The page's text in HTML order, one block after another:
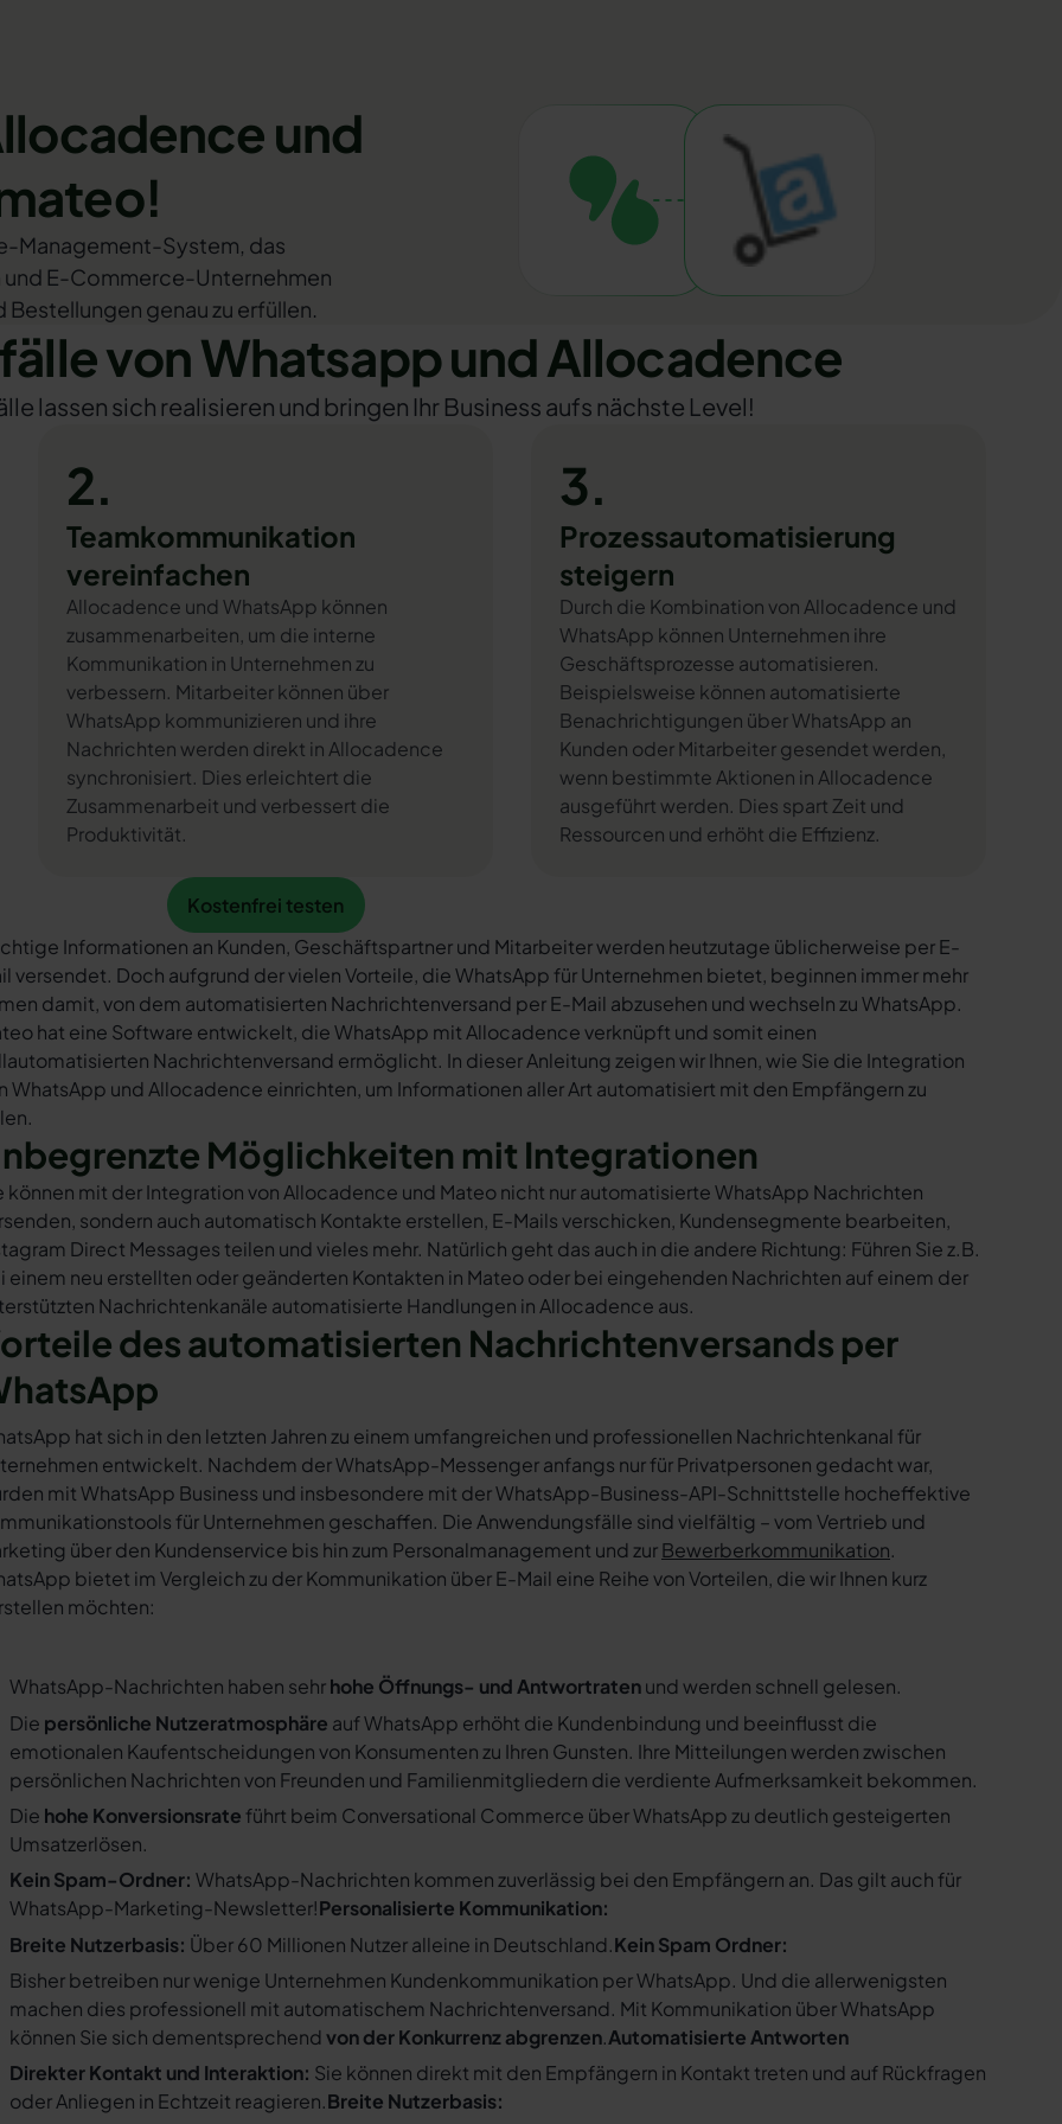
und
Management-System, das
E-Commerce-Unternehmen
Bestellungen genau zu erfüllen.
von Whatsapp und Allocadence
lassen sich realisieren und bringen Ihr Business aufs nächste Level!
2.
Teamkommunikation
vereinfachen
Allocadence und WhatsApp können
zusammenarbeiten, um die interne
Kommunikation in Unternehmen zu
verbessern. Mitarbeiter können über
WhatsApp kommunizieren und ihre
Nachrichten werden direkt in Allocadence
synchronisiert. Dies erleichtert die
Zusammenarbeit und verbessert die
Produktivität.
3.
Prozessautomatisierung
steigern
Durch die Kombination von Allocadence und
WhatsApp können Unternehmen ihre
Geschäftsprozesse automatisieren.
Beispielsweise können automatisierte
Benachrichtigungen über WhatsApp an
Kunden oder Mitarbeiter gesendet werden,
wenn bestimmte Aktionen in Allocadence
ausgeführt werden. Dies spart Zeit und
Ressourcen und erhöht die Effizienz.
Kostenfrei testen
Kostenfrei testen
Informationen an Kunden, Geschäftspartner und Mitarbeiter werden heutzutage üblicherweise per E-
versendet. Doch aufgrund der vielen Vorteile, die WhatsApp für Unternehmen bietet, beginnen immer mehr
damit, von dem automatisierten Nachrichtenversand per E-Mail abzusehen und wechseln zu WhatsApp.
hat eine Software entwickelt, die WhatsApp mit Allocadence verknüpft und somit einen
Nachrichtenversand ermöglicht. In dieser Anleitung zeigen wir Ihnen, wie Sie die Integration
WhatsApp und Allocadence einrichten, um Informationen aller Art automatisiert mit den Empfängern zu
Möglichkeiten mit Integrationen
können mit der Integration von Allocadence und Mateo nicht nur automatisierte WhatsApp Nachrichten
sondern auch automatisch Kontakte erstellen, E-Mails verschicken, Kundensegmente bearbeiten,
Direct Messages teilen und vieles mehr. Natürlich geht das auch in die andere Richtung: Führen Sie z.B.
einem neu erstellten oder geänderten Kontakten in Mateo oder bei eingehenden Nachrichten auf einem der
Nachrichtenkanäle automatisierte Handlungen in Allocadence aus.
des automatisierten Nachrichtenversands per
hat sich in den letzten Jahren zu einem umfangreichen und professionellen Nachrichtenkanal für
entwickelt. Nachdem der WhatsApp-Messenger anfangs nur für Privatpersonen gedacht war,
mit WhatsApp Business und insbesondere mit der WhatsApp-Business-API-Schnittstelle hocheffektive
für Unternehmen geschaffen. Die Anwendungsfälle sind vielfältig – vom Vertrieb und
über den Kundenservice bis hin zum Personalmanagement und zurBewerberkommunikation.
bietet im Vergleich zu der Kommunikation über E-Mail eine Reihe von Vorteilen, die wir Ihnen kurz
möchten:
WhatsApp-Nachrichten haben sehrhohe Öffnungs- und Antwortratenund werden schnell gelesen.
Die persönliche Nutzeratmosphäre auf WhatsApp erhöht die Kundenbindung und beeinflusst die
emotionalen Kaufentscheidungen von Konsumenten zu Ihren Gunsten. Ihre Mitteilungen werden zwischen
persönlichen Nachrichten von Freunden und Familienmitgliedern die verdiente Aufmerksamkeit bekommen.
Die hohe Konversionsrate führt beim Conversational Commerce über WhatsApp zu deutlich gesteigerten
Umsatzerlösen.
Kein Spam-Ordner: WhatsApp-Nachrichten kommen zuverlässig bei den Empfängern an. Das gilt auch für
WhatsApp-Marketing-Newsletter!Personalisierte Kommunikation:
Breite Nutzerbasis: Über 60 Millionen Nutzer alleine in Deutschland.Kein Spam Ordner:
Bisher betreiben nur wenige Unternehmen Kundenkommunikation per WhatsApp. Und die allerwenigsten
machen dies professionell mit automatischem Nachrichtenversand. Mit Kommunikation über WhatsApp
können Sie sich dementsprechendvon der Konkurrenz abgrenzen.Automatisierte Antworten
Direkter Kontakt und Interaktion: Sie können direkt mit den Empfängern in Kontakt treten und auf Rückfragen
oder Anliegen in Echtzeit reagieren.Breite Nutzerbasis: